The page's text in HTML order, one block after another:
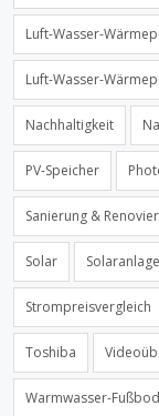
Luft-Wasser-
Luft-Wasser-
Nachhaltigkeit
PV-Speicher
Sanierung &
Solar Solaranlage
Strompreisvergleich
Toshiba
Warmwasser-